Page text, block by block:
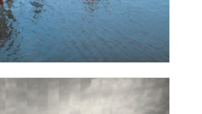
Afrique-